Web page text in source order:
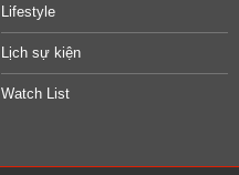
Lifestyle
Lịch sự kiện
Watch List